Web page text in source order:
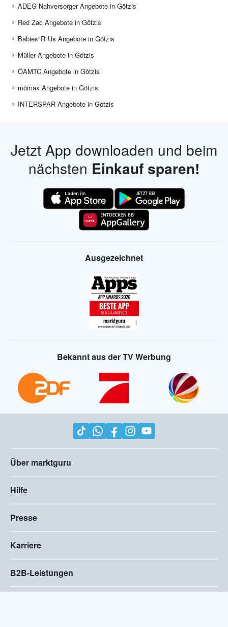
ADEG Nahversorger Angebote in Götzis
Red Zac Angebote in Götzis
Babies"R"Us Angebote in Götzis
Müller Angebote in Götzis
ÖAMTC Angebote in Götzis
mömax Angebote in Götzis
INTERSPAR Angebote in Götzis
Jetzt App downloaden und beim
nächsten Einkauf sparen!
Ausgezeichnet
Bekannt aus der TV Werbung
Über marktguru
Hilfe
Presse
Karriere
B2B-Leistungen